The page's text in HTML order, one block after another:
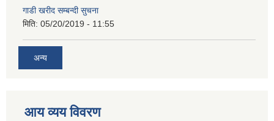
गाडी खरीद सम्बन्दी सुचना
मिति: 05/20/2019 - 11:55
अन्य
आय व्यय विवरण